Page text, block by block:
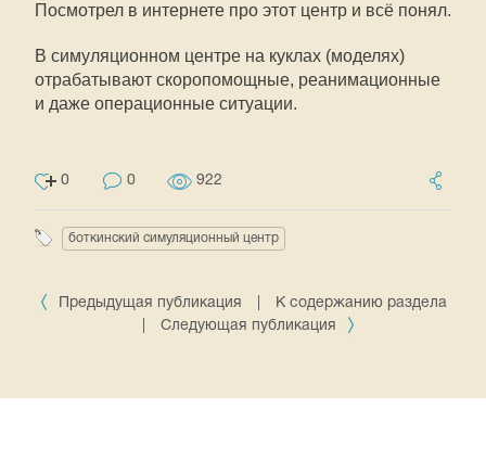
Посмотрел в интернете про этот центр и всё понял.
В симуляционном центре на куклах (моделях)
отрабатывают скоропомощные, реанимационные
и даже операционные ситуации.
0 0 922
боткинский симуляционный центр
Предыдущая публикация
К содержанию раздела
Следующая публикация